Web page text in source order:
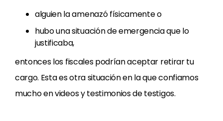
alguien la amenazó físicamente o
hubo una situación de emergencia que lo
justificaba,
entonces los fiscales podrían aceptar retirar tu
cargo. Esta es otra situación en la que confiamos
mucho en videos y testimonios de testigos.